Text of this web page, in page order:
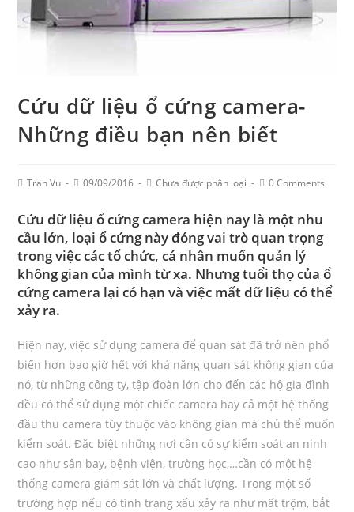
Cứu dữ liệu ổ cứng camera-
Những điều bạn nên biết
PostTran Vu
Post09/09/2016
PostChưa được phân loại
Post0 Comments
Cứu dữ liệu ổ cứng camera hiện nay là một nhu
cầu lớn, loại ổ cứng này đóng vai trò quan trọng
trong việc các tổ chức, cá nhân muốn quản lý
không gian của mình từ xa. Nhưng tuổi thọ của ổ
cứng camera lại có hạn và việc mất dữ liệu có thể
xảy ra.
Hiện nay, việc sử dụng camera để quan sát đã trở nên phổ
biến hơn bao giờ hết với khả năng quan sát không gian của
nó, từ những công ty, tập đoàn lớn cho đến các hộ gia đình
đều có thể sử dụng một chiếc camera hay cả một hệ thống
đầu thu camera tùy thuộc vào không gian mà chủ thể muốn
kiểm soát. Đặc biệt những nơi cần có sự kiểm soát an ninh
cao như sân bay, bệnh viện, trường học,…cần có một hệ
thống camera giám sát lớn và chất lượng. Trong một số
trường hợp nếu có tình trạng xấu xảy ra như mất trộm, bắt